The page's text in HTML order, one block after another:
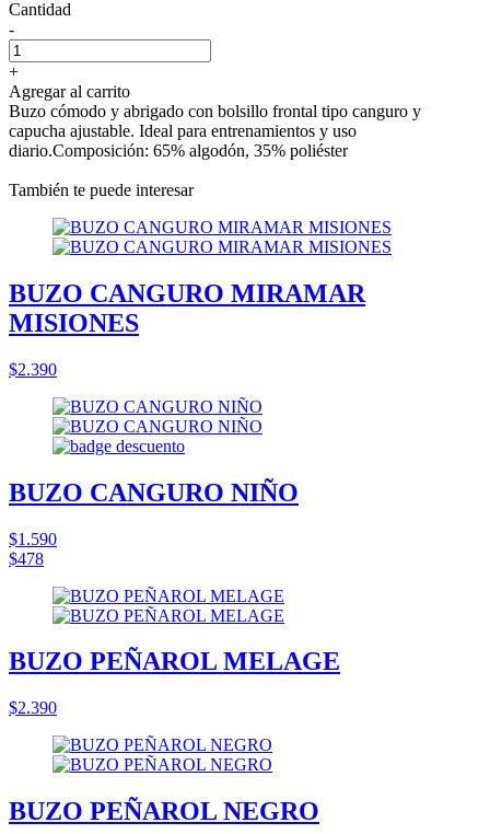
Cantidad
-
+
Agregar al carrito
Buzo cómodo y abrigado con bolsillo frontal tipo canguro y
capucha ajustable. Ideal para entrenamientos y uso
diario.Composición: 65% algodón, 35% poliéster
También te puede interesar
BUZO CANGURO MIRAMAR
MISIONES
$2.390
BUZO CANGURO NIÑO
$1.590
$478
BUZO PEÑAROL MELAGE
$2.390
BUZO PEÑAROL NEGRO